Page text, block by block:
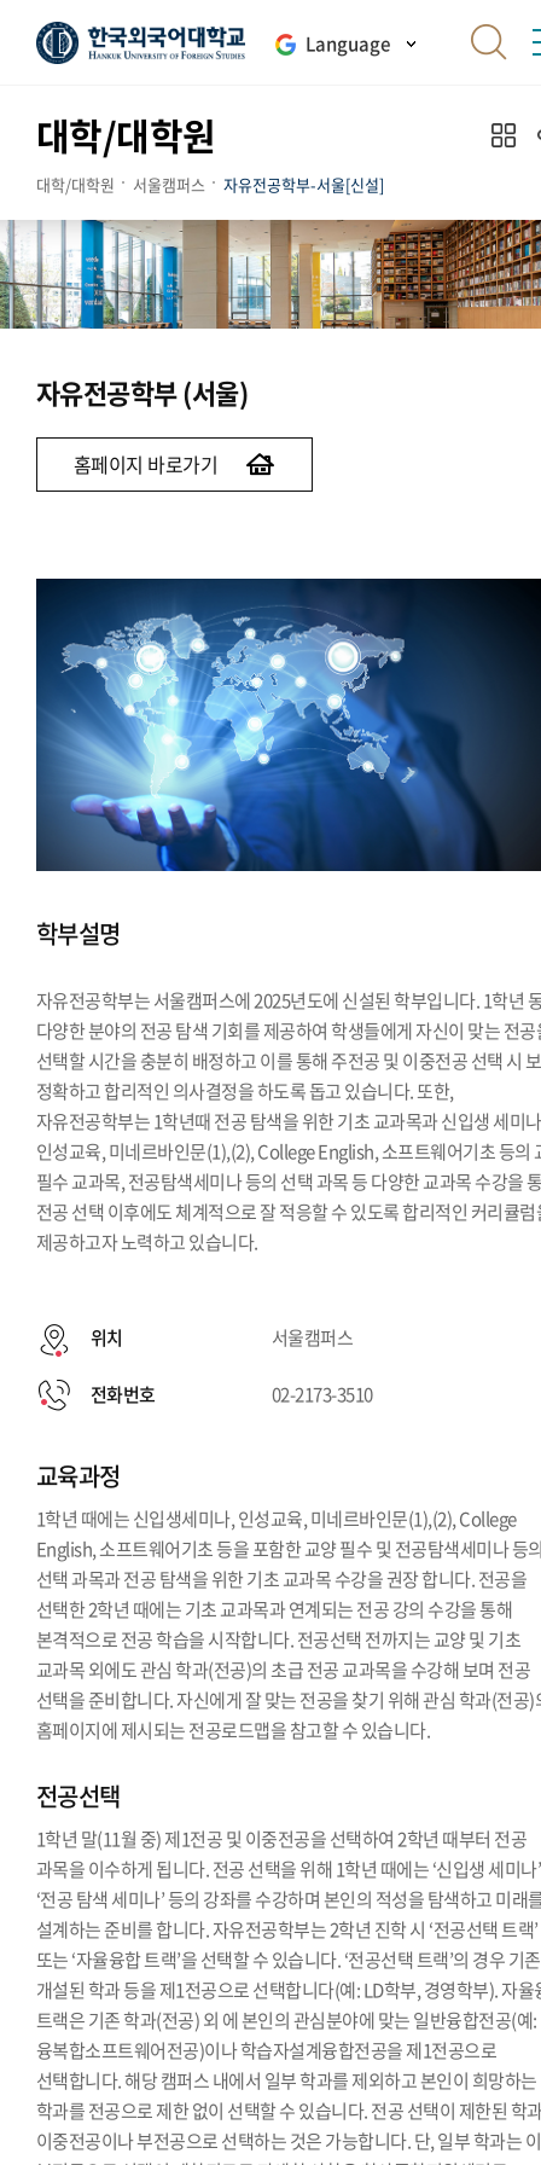
Language
대학/대학원
대학/대학원 서울캠퍼스 자유전공학부-서울[신설]
자유전공학부 (서울)
홈페이지 바로가기
학부설명
자유전공학부는 서울캠퍼스에 2025년도에 신설된 학부입니다. 1학년
다양한 분야의 전공 탐색 기회를 제공하여 학생들에게 자신이 맞는 전
선택할 시간을 충분히 배정하고 이를 통해 주전공 및 이중전공 선택 시
정확하고 합리적인 의사결정을 하도록 돕고 있습니다. 또한,
자유전공학부는 1학년때 전공 탐색을 위한 기초 교과목과 신입생 세미
인성교육, 미네르바인문(1),(2), College English, 소프트웨어기초 등의
필수 교과목, 전공탐색세미나 등의 선택 과목 등 다양한 교과목 수강을
전공 선택 이후에도 체계적으로 잘 적응할 수 있도록 합리적인 커리큘
제공하고자 노력하고 있습니다.
위치 서울캠퍼스
전화번호 02-2173-3510
교육과정
1학년 때에는 신입생세미나, 인성교육, 미네르바인문(1),(2), College
English, 소프트웨어기초 등을 포함한 교양 필수 및 전공탐색세미나 등
선택 과목과 전공 탐색을 위한 기초 교과목 수강을 권장 합니다. 전공을
선택한 2학년 때에는 기초 교과목과 연계되는 전공 강의 수강을 통해
본격적으로 전공 학습을 시작합니다. 전공선택 전까지는 교양 및 기초
교과목 외에도 관심 학과(전공)의 초급 전공 교과목을 수강해 보며 전공
선택을 준비합니다. 자신에게 잘 맞는 전공을 찾기 위해 관심 학과(전공)
홈페이지에 제시되는 전공로드맵을 참고할 수 있습니다.
전공선택
1학년 말(11월 중) 제1전공 및 이중전공을 선택하여 2학년 때부터 전공
과목을 이수하게 됩니다. 전공 선택을 위해 1학년 때에는 ‘신입생 세미나
‘전공 탐색 세미나’ 등의 강좌를 수강하며 본인의 적성을 탐색하고 미래
설계하는 준비를 합니다. 자유전공학부는 2학년 진학 시 ‘전공선택 트랙’
또는 ‘자율융합 트랙’을 선택할 수 있습니다. ‘전공선택 트랙’의 경우 기
개설된 학과 등을 제1전공으로 선택합니다(예: LD학부, 경영학부). 자율
트랙은 기존 학과(전공) 외 에 본인의 관심분야에 맞는 일반융합전공(예:
융복합소프트웨어전공)이나 학습자설계융합전공을 제1전공으로
선택합니다. 해당 캠퍼스 내에서 일부 학과를 제외하고 본인이 희망하는
학과를 전공으로 제한 없이 선택할 수 있습니다. 전공 선택이 제한된 학
이중전공이나 부전공으로 선택하는 것은 가능합니다. 단, 일부 학과는